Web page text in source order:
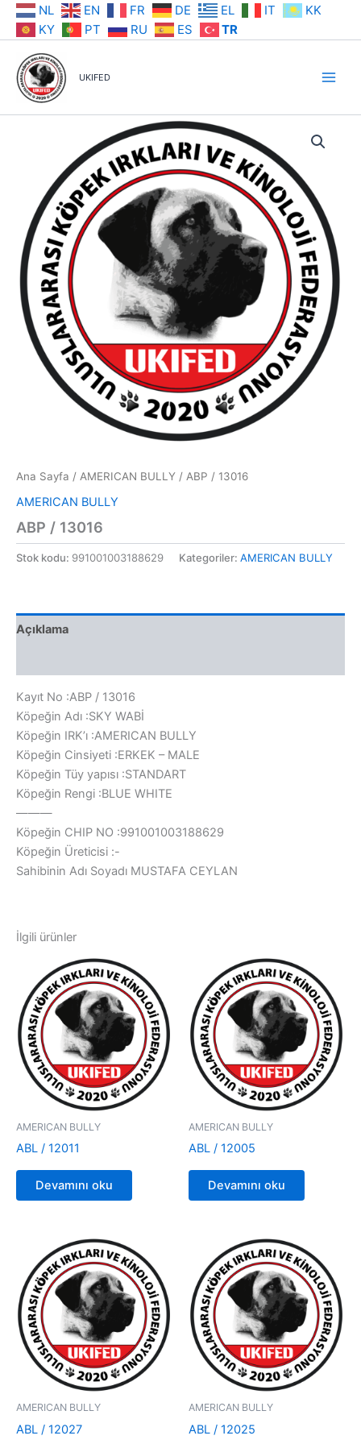
İçeriğe NL EN FR DE EL IT
KK
KY
PT RU ES TR
UKIFED
Ana Sayfa / AMERICAN BULLY / ABP / 13016
AMERICAN BULLY
ABP / 13016
Stok kodu: 991001003188629 Kategoriler: AMERICAN BULLY
Açıklama
Kayıt No :ABP / 13016
Köpeğin Adı :SKY WABİ
Köpeğin IRK’ı :AMERICAN BULLY
Köpeğin Cinsiyeti :ERKEK – MALE
Köpeğin Tüy yapısı :STANDART
Köpeğin Rengi :BLUE WHITE
———
Köpeğin CHIP NO :991001003188629
Köpeğin Üreticisi :-
Sahibinin Adı Soyadı MUSTAFA CEYLAN
İlgili ürünler
AMERICAN BULLY
ABL / 12011
Devamını oku
AMERICAN BULLY
ABL / 12005
Devamını oku
AMERICAN BULLY
ABL / 12027
AMERICAN BULLY
ABL / 12025